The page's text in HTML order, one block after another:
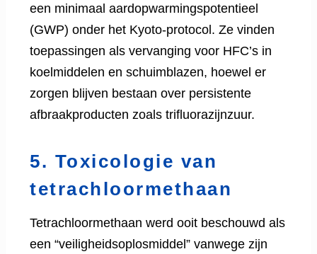
een minimaal aardopwarmingspotentieel
(GWP) onder het Kyoto-protocol. Ze vinden
toepassingen als vervanging voor HFC’s in
koelmiddelen en schuimblazen, hoewel er
zorgen blijven bestaan ​​over persistente
afbraakproducten zoals trifluorazijnzuur.
5. Toxicologie van
tetrachloormethaan
Tetrachloormethaan werd ooit beschouwd als
een “veiligheidsoplosmiddel” vanwege zijn